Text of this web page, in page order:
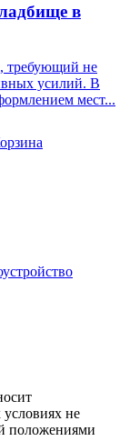
в
требующий не
усилий. В
мест...
не
положениями